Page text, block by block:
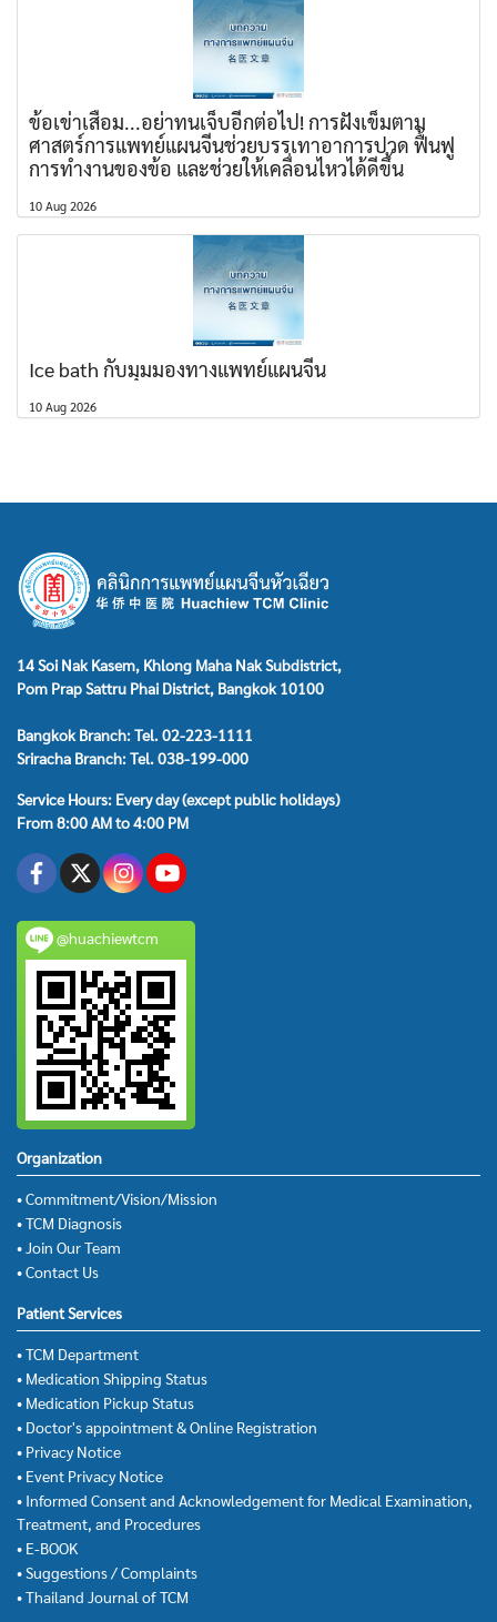
ข้อเข่าเสื่อม...อย่าทนเจ็บอีกต่อไป! การฝังเข็มตาม
ศาสตร์การแพทย์แผนจีนช่วยบรรเทาอาการปวด ฟื้นฟู
การทำงานของข้อ และช่วยให้เคลื่อนไหวได้ดีขึ้น
10 Aug 2026
Ice bath กับมุมมองทางแพทย์แผนจีน
10 Aug 2026
14 Soi Nak Kasem, Khlong Maha Nak Subdistrict,
Pom Prap Sattru Phai District, Bangkok 10100
Bangkok Branch: Tel. 02-223-1111
Sriracha Branch: Tel. 038-199-000
Service Hours: Every day (except public holidays)
From 8:00 AM to 4:00 PM
@huachiewtcm
Organization
• Commitment/Vision/Mission
• TCM Diagnosis
• Join Our Team
• Contact Us
Patient Services
• TCM Department
• Medication Shipping Status
• Medication Pickup Status
• Doctor's appointment & Online Registration
• Privacy Notice
• Event Privacy Notice
• Informed Consent and Acknowledgement for Medical Examination,
Treatment, and Procedures
• E-BOOK
• Suggestions / Complaints
• Thailand Journal of TCM